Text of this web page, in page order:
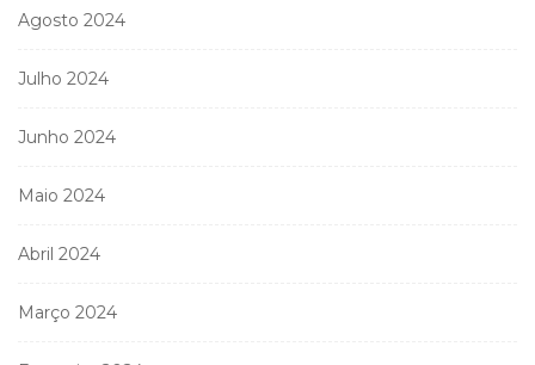
Agosto 2024
Julho 2024
Junho 2024
Maio 2024
Abril 2024
Março 2024